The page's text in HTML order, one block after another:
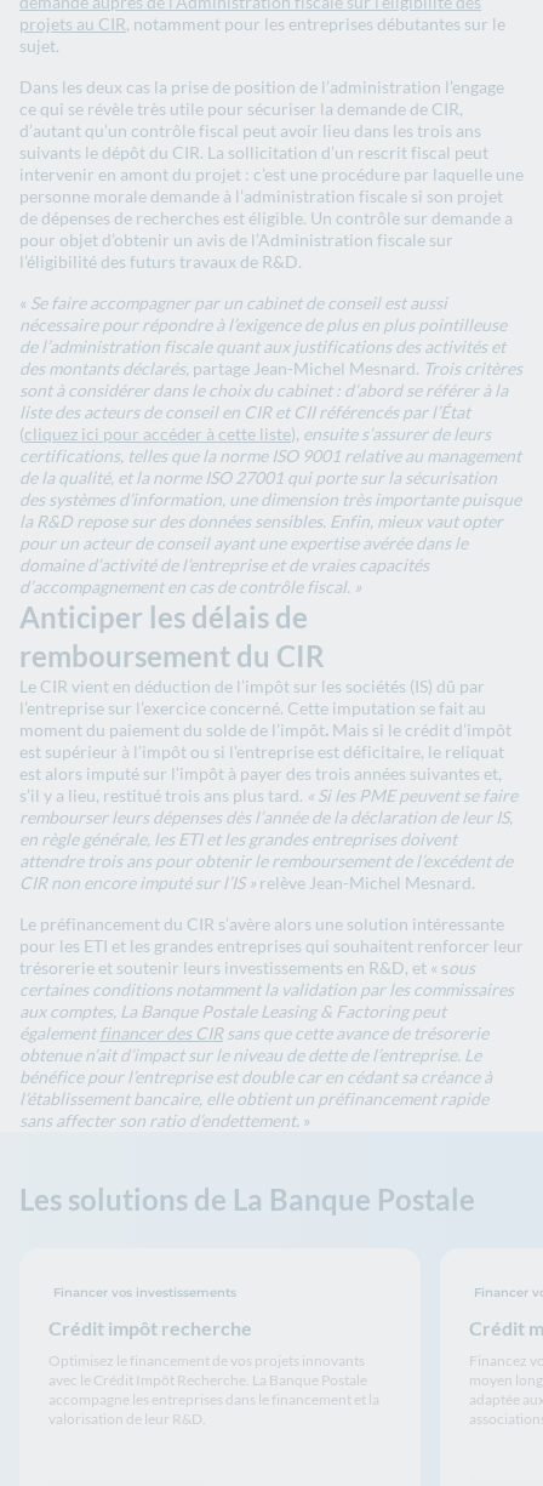
projets au CIR, notamment pour les entreprises débutantes sur le
sujet.
Dans les deux cas la prise de position de l’administration l’engage
ce qui se révèle très utile pour sécuriser la demande de CIR,
d’autant qu’un contrôle fiscal peut avoir lieu dans les trois ans
suivants le dépôt du CIR. La sollicitation d’un rescrit fiscal peut
intervenir en amont du projet : c’est une procédure par laquelle une
personne morale demande à l’administration fiscale si son projet
de dépenses de recherches est éligible. Un contrôle sur demande a
pour objet d’obtenir un avis de l’Administration fiscale sur
l’éligibilité des futurs travaux de R&D.
« Se faire accompagner par un cabinet de conseil est aussi
nécessaire pour répondre à l’exigence de plus en plus pointilleuse
de l’administration fiscale quant aux justifications des activités et
des montants déclarés, partage Jean-Michel Mesnard. Trois critères
sont à considérer dans le choix du cabinet : d’abord se référer à la
liste des acteurs de conseil en CIR et CII référencés par l’État
(cliquez ici pour accéder à cette liste), ensuite s’assurer de leurs
certifications, telles que la norme ISO 9001 relative au management
de la qualité, et la norme ISO 27001 qui porte sur la sécurisation
des systèmes d’information, une dimension très importante puisque
la R&D repose sur des données sensibles. Enfin, mieux vaut opter
pour un acteur de conseil ayant une expertise avérée dans le
domaine d’activité de l’entreprise et de vraies capacités
d’accompagnement en cas de contrôle fiscal. »
Anticiper les délais de
remboursement du CIR
Le CIR vient en déduction de l’impôt sur les sociétés (IS) dû par
l’entreprise sur l’exercice concerné. Cette imputation se fait au
moment du paiement du solde de l’impôt. Mais si le crédit d’impôt
est supérieur à l’impôt ou si l’entreprise est déficitaire, le reliquat
est alors imputé sur l’impôt à payer des trois années suivantes et,
s’il y a lieu, restitué trois ans plus tard. « Si les PME peuvent se faire
rembourser leurs dépenses dès l’année de la déclaration de leur IS,
en règle générale, les ETI et les grandes entreprises doivent
attendre trois ans pour obtenir le remboursement de l’excédent de
CIR non encore imputé sur l’IS » relève Jean-Michel Mesnard.
Le préfinancement du CIR s’avère alors une solution intéressante
pour les ETI et les grandes entreprises qui souhaitent renforcer leur
trésorerie et soutenir leurs investissements en R&D, et « sous
certaines conditions notamment la validation par les commissaires
aux comptes, La Banque Postale Leasing & Factoring peut
également financer des CIRsans que cette avance de trésorerie
obtenue n’ait d’impact sur le niveau de dette de l’entreprise. Le
bénéfice pour l’entreprise est double car en cédant sa créance à
l’établissement bancaire, elle obtient un préfinancement rapide
sans affecter son ratio d’endettement. »
Les solutions de La Banque Postale
Crédit impôt recherche
Financer vos investissements
Optimisez le financement de vos projets innovants
avec le Crédit Impôt Recherche. La Banque Postale
accompagne les entreprises dans le financement et la
valorisation de leur R&D.
Crédit
Financer
Financez
moyen
adaptée